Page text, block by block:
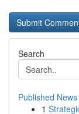
Search
Published News
1